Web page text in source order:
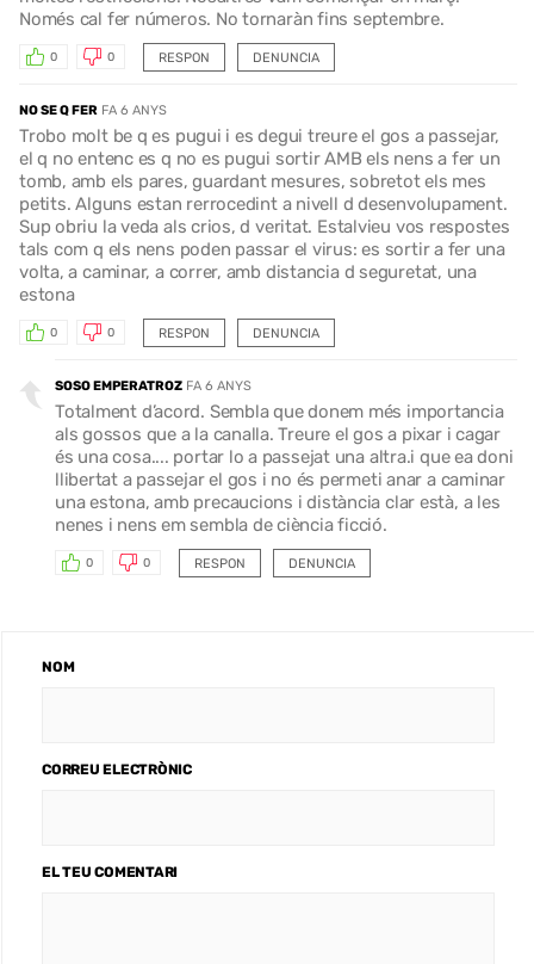
Només cal fer números. No tornaràn fins septembre.
RESPON
0 0 DENUNCIA
NO SE Q FER FA 6 ANYS
Trobo molt be q es pugui i es degui treure el gos a passejar,
el q no entenc es q no es pugui sortir AMB els nens a fer un
tomb, amb els pares, guardant mesures, sobretot els mes
petits. Alguns estan rerrocedint a nivell d desenvolupament.
Sup obriu la veda als crios, d veritat. Estalvieu vos respostes
tals com q els nens poden passar el virus: es sortir a fer una
volta, a caminar, a correr, amb distancia d seguretat, una
estona
RESPON
0 0 DENUNCIA
SOSO EMPERATROZ FA 6 ANYS
Totalment d’acord. Sembla que donem més importancia
als gossos que a la canalla. Treure el gos a pixar i cagar
és una cosa.... portar lo a passejat una altra.i que ea doni
llibertat a passejar el gos i no és permeti anar a caminar
una estona, amb precaucions i distància clar està, a les
nenes i nens em sembla de ciència ficció.
RESPON
0 0 DENUNCIA
NOM
CORREU ELECTRÒNIC
EL TEU COMENTARI